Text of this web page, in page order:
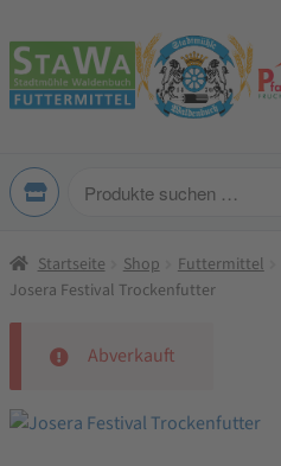
Zur
Navigation
springen
Zum
Inhalt
springen
Produkte
Startseite Shop Futtermittel
Josera Festival Trockenfutter
Abverkauft